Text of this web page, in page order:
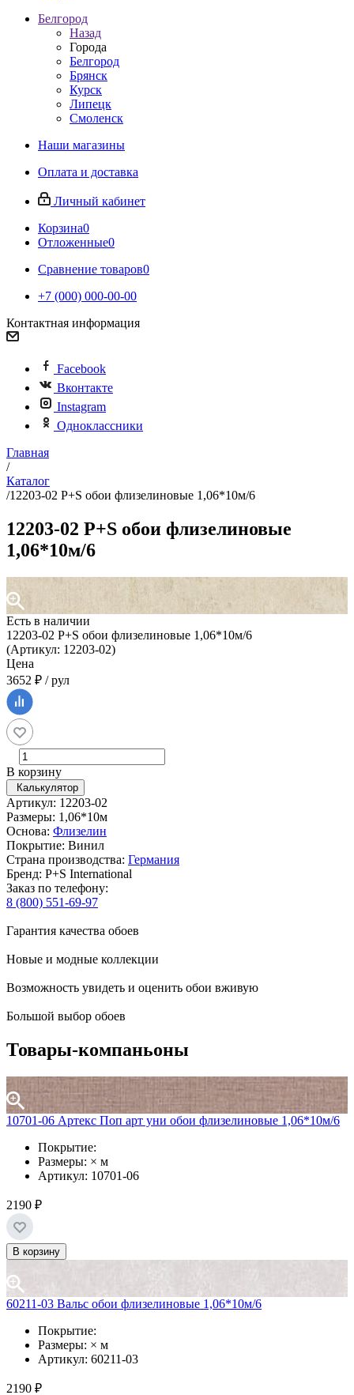
Белгород
Назад
Города
Белгород
Брянск
Курск
Липецк
Смоленск
Наши магазины
Оплата и доставка
Личный кабинет
Корзина0
Отложенные0
Сравнение товаров0
+7 (000) 000-00-00
Контактная информация
Facebook
Вконтакте
Instagram
Одноклассники
Главная
/
Каталог
/12203-02 P+S обои флизелиновые 1,06*10м/6
12203-02 P+S обои флизелиновые
1,06*10м/6
Есть в наличии
12203-02 P+S обои флизелиновые 1,06*10м/6
(Артикул: 12203-02)
Цена
3652 ₽ / рул
В корзину
Калькулятор
Артикул: 12203-02
Размеры: 1,06*10м
Основа: Флизелин
Покрытие: Винил
Страна производства: Германия
Бренд: P+S International
Заказ по телефону:
8 (800) 551-69-97
Гарантия качества обоев
Новые и модные коллекции
Возможность увидеть и оценить обои вживую
Большой выбор обоев
Товары-компаньоны
10701-06 Артекс Поп арт уни обои флизелиновые 1,06*10м/6
Покрытие:
Размеры: × м
Артикул: 10701-06
2190 ₽
В корзину
60211-03 Вальс обои флизелиновые 1,06*10м/6
Покрытие:
Размеры: × м
Артикул: 60211-03
2190 ₽